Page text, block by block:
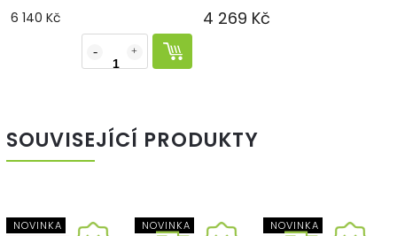
6 140 Kč
4 269 Kč
SOUVISEJÍCÍ PRODUKTY
NOVINKA
NOVINKA
NOVINKA